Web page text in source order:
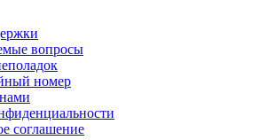
вопросы
номер
соглашение